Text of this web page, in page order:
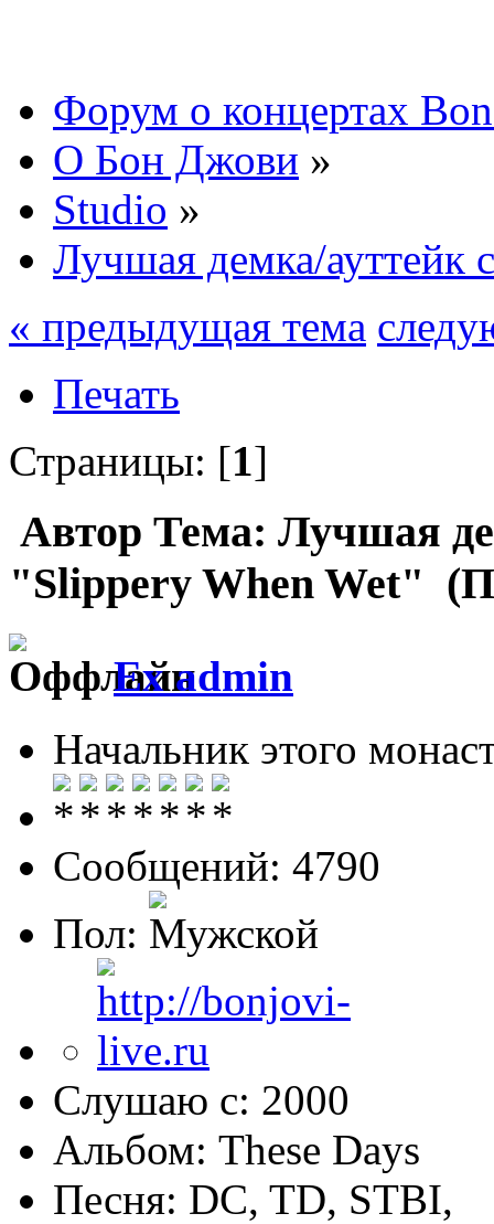
Форум о концертах
О Бон Джови »
Studio »
Лучшая демка/ауттейк
« предыдущая тема
Печать
Страницы: [1]
Автор Тема: Лучшая
"Slippery When Wet"
Ex admin
Начальник этого
Сообщений: 4790
Пол:
Слушаю с: 2000
Альбом: These Days
Песня: DC, TD, STBI,